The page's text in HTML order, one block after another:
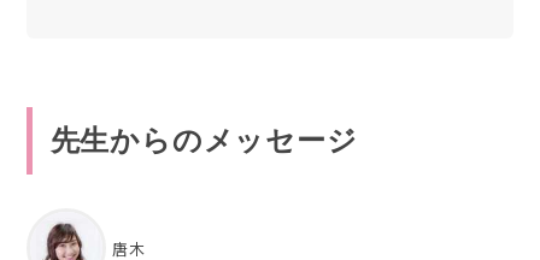
先生からのメッセージ
唐木